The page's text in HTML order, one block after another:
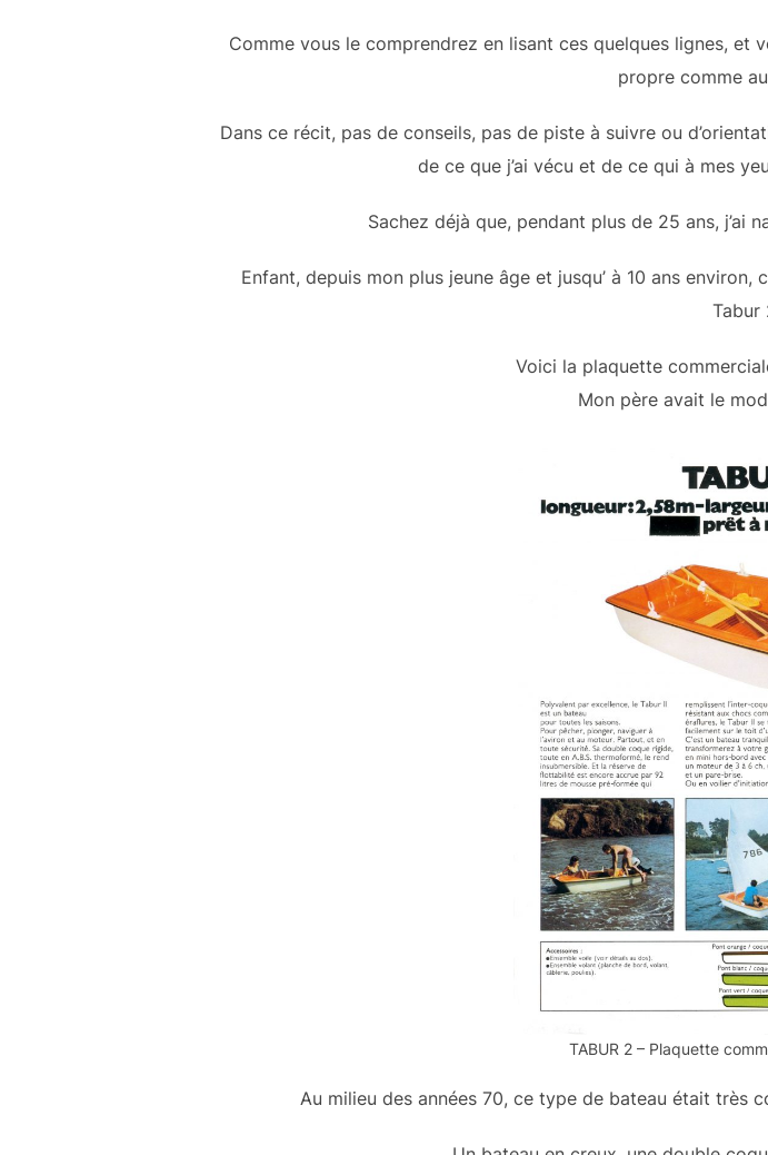
Comme vous le comprendrez en lisant ces quelques lignes,
propre comme
Dans ce récit, pas de conseils, pas de piste à suivre ou
de ce que j’ai vécu et de ce qui à mes
Sachez déjà que, pendant plus de 25 ans, j’ai
Enfant, depuis mon plus jeune âge et jusqu’ à 10 ans
Tabur
Voici la plaquette
Mon père avait le
TABUR 2 – Plaquette
Au milieu des années 70, ce type de bateau était très